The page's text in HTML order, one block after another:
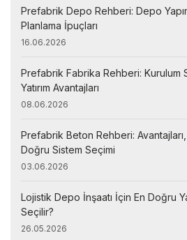
Prefabrik Depo Rehberi: Depo
Planlama İpuçları
16.06.2026
Prefabrik Fabrika Rehberi: Kurulum
Yatırım Avantajları
08.06.2026
Prefabrik Beton Rehberi: Avantajları,
Doğru Sistem Seçimi
03.06.2026
Lojistik Depo İnşaatı İçin En Doğru
Seçilir?
26.05.2026